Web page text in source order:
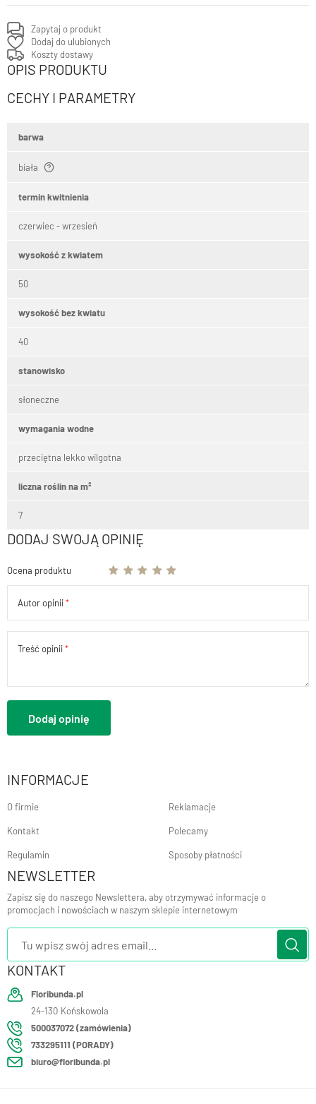
Zapytaj o produkt
Dodaj do ulubionych
Koszty dostawy
OPIS PRODUKTU
CECHY I PARAMETRY
barwa
biała
termin kwitnienia
czerwiec - wrzesień
wysokość z kwiatem
50
wysokość bez kwiatu
40
stanowisko
słoneczne
wymagania wodne
przeciętna lekko wilgotna
liczna roślin na m²
7
DODAJ SWOJĄ OPINIĘ
Ocena produktu
Autor opinii
Treść opinii
Dodaj opinię
INFORMACJE
O firmie
Kontakt
Regulamin
Reklamacje
Polecamy
Sposoby płatności
NEWSLETTER
Zapisz się do naszego Newslettera, aby otrzymywać informacje o
promocjach i nowościach w naszym sklepie internetowym
KONTAKT
Floribunda.pl
24-130 Końskowola
500037072 (zamówienia)
733295111 (PORADY)
biuro@floribunda.pl